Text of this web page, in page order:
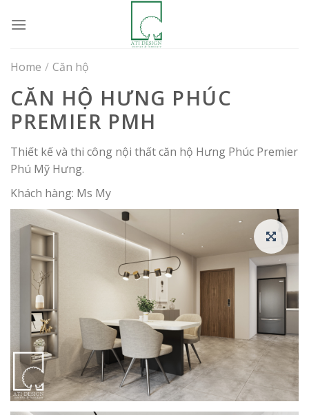
Home / Căn hộ
CĂN HỘ HƯNG PHÚC
PREMIER PMH
Thiết kế và thi công nội thất căn hộ Hưng Phúc Premier
Phú Mỹ Hưng.
Khách hàng: Ms My